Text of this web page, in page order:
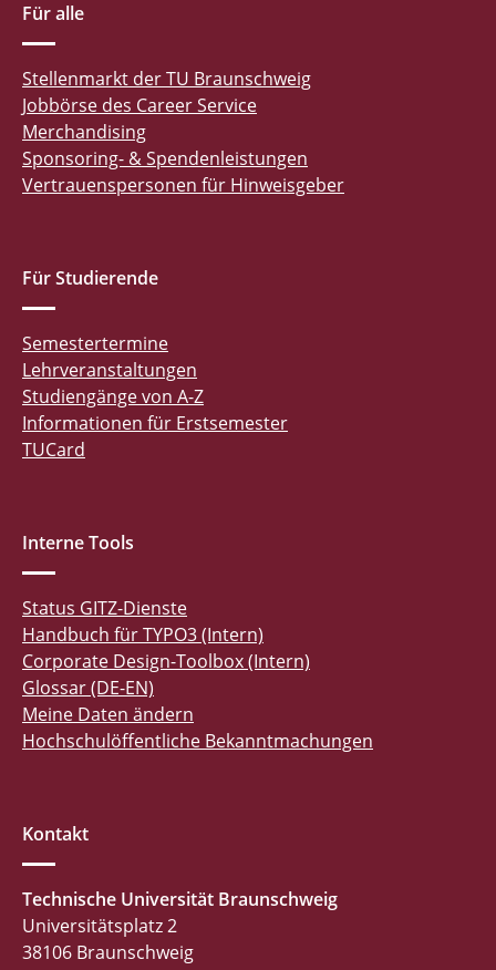
Für alle
Stellenmarkt der TU Braunschweig
Jobbörse des Career Service
Merchandising
Sponsoring- & Spendenleistungen
Vertrauenspersonen für Hinweisgeber
Für Studierende
Semestertermine
Lehrveranstaltungen
Studiengänge von A-Z
Informationen für Erstsemester
TUCard
Interne Tools
Status GITZ-Dienste
Handbuch für TYPO3 (Intern)
Corporate Design-Toolbox (Intern)
Glossar (DE-EN)
Meine Daten ändern
Hochschulöffentliche Bekanntmachungen
Kontakt
Technische Universität Braunschweig
Universitätsplatz 2
38106 Braunschweig